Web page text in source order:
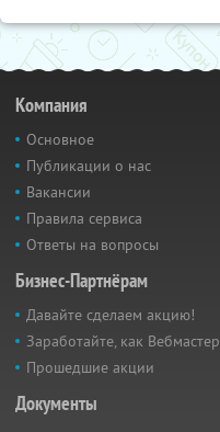
Компания
Основное
Публикации о нас
Вакансии
Правила сервиса
Ответы на вопросы
Бизнес-Партнёрам
Давайте сделаем акцию!
Заработайте, как Вебмастер
Прошедшие акции
Документы